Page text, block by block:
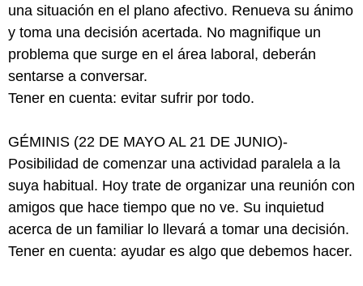
una situación en el plano afectivo. Renueva su ánimo
y toma una decisión acertada. No magnifique un
problema que surge en el área laboral, deberán
sentarse a conversar.
Tener en cuenta: evitar sufrir por todo.
GÉMINIS (22 DE MAYO AL 21 DE JUNIO)-
Posibilidad de comenzar una actividad paralela a la
suya habitual. Hoy trate de organizar una reunión con
amigos que hace tiempo que no ve. Su inquietud
acerca de un familiar lo llevará a tomar una decisión.
Tener en cuenta: ayudar es algo que debemos hacer.